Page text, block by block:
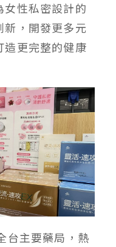
性私密設計的
新，開發更多元
造更完整的健康
台主要藥局，熱